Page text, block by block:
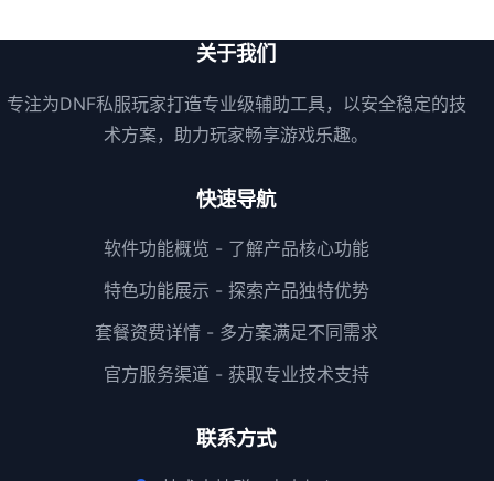
关于我们
专注为DNF私服玩家打造专业级辅助工具，以安全稳定的技
术方案，助力玩家畅享游戏乐趣。
快速导航
软件功能概览 - 了解产品核心功能
特色功能展示 - 探索产品独特优势
套餐资费详情 - 多方案满足不同需求
官方服务渠道 - 获取专业技术支持
联系方式